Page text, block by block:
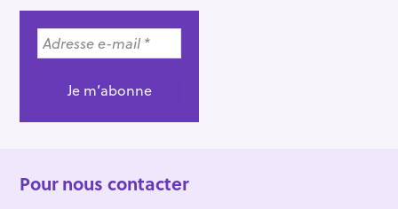
Pour nous contacter